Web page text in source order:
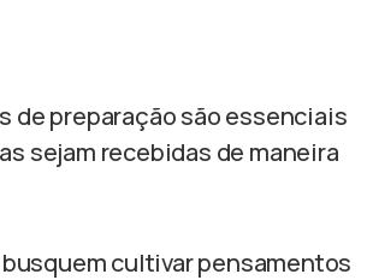
de preparação são essenciais
sejam recebidas de maneira
cultivar pensamentos